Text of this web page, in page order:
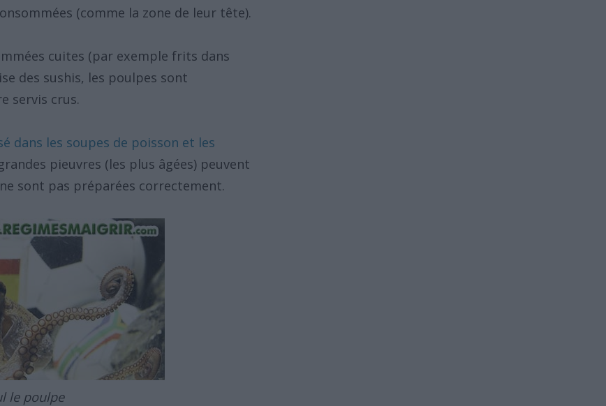
(comme la zone de leur tête).
cuites (par exemple frits dans
des sushis, les poulpes sont
servis crus.
dans les soupes de poisson et les
pieuvres (les plus âgées) peuvent
sont pas préparées correctement.
le poulpe